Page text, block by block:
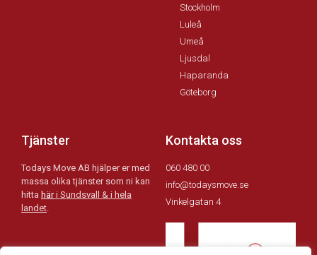
Stockholm
Luleå
Umeå
Ljusdal
Haparanda
Göteborg
Tjänster
Todays Move AB hjälper er med
massa olika tjänster som ni kan
hitta häri Sundsvall & i hela
landet.
Kontakta oss
060 480 00
info@todaysmove.se
Vinkelgatan 4